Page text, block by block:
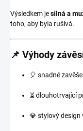
Výsledkem jesilná a
toho, aby byla rušivá.
📌 Výhody
🎈 snadné
⏳ dlouhotrvající
💎 stylový design